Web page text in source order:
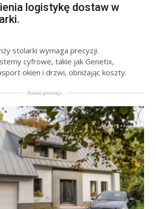
logistykę dostaw w
stolarki wymaga precyzji.
cyfrowe, takie jak Genetix,
okien i drzwi, obniżając koszty.
Koniec promocji